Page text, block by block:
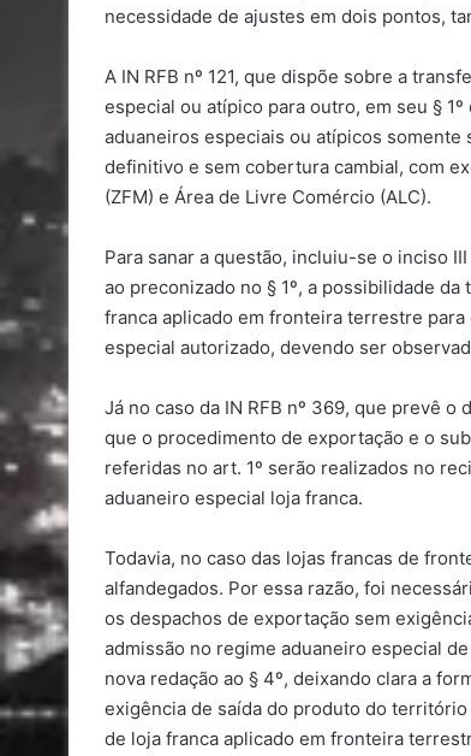
necessidade de ajustes em dois pontos,
A IN RFB nº 121, que dispõe sobre a
especial ou atípico para outro, em seu §
aduaneiros especiais ou atípicos somente
definitivo e sem cobertura cambial, com
(ZFM) e Área de Livre Comércio (ALC).
Para sanar a questão, incluiu-se o inciso
ao preconizado no § 1º, a possibilidade
franca aplicado em fronteira terrestre
especial autorizado, devendo ser
Já no caso da IN RFB nº 369, que prevê
que o procedimento de exportação e o
referidas no art. 1º serão realizados no
aduaneiro especial loja franca.
Todavia, no caso das lojas francas de
alfandegados. Por essa razão, foi
os despachos de exportação sem
admissão no regime aduaneiro especial
nova redação ao § 4º, deixando clara a
exigência de saída do produto do
de loja franca aplicado em fronteira